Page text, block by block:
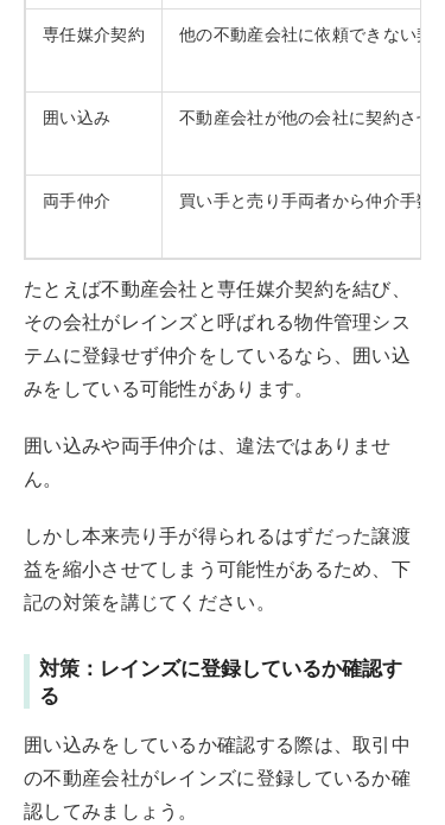
専任媒介契約 他の不動産会社に依頼できない契
囲い込み 不動産会社が他の会社に契約させ
両手仲介 買い手と売り手両者から仲介手数
たとえば不動産会社と専任媒介契約を結び、
その会社がレインズと呼ばれる物件管理シス
テムに登録せず仲介をしているなら、囲い込
みをしている可能性があります。
囲い込みや両手仲介は、違法ではありませ
ん。
しかし本来売り手が得られるはずだった譲渡
益を縮小させてしまう可能性があるため、下
記の対策を講じてください。
対策：レインズに登録しているか確認す
る
囲い込みをしているか確認する際は、取引中
の不動産会社がレインズに登録しているか確
認してみましょう。